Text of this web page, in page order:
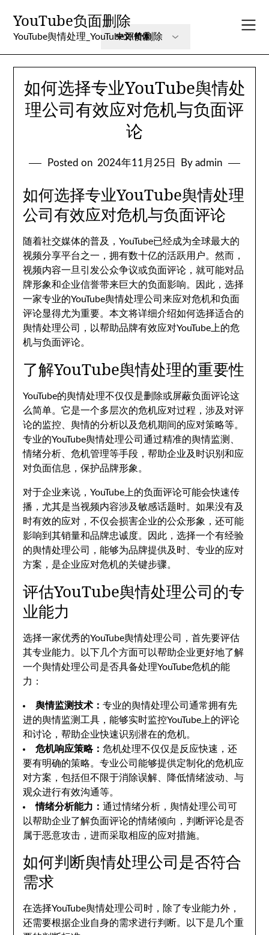
content
YouTube负面删除
YouTube舆情处理_YouTube评价删除
如何选择专业YouTube舆情处
理公司有效应对危机与负面评
论
Posted on 2024年11月25日 By admin
如何选择专业YouTube舆情处理
公司有效应对危机与负面评论
随着社交媒体的普及，YouTube已经成为全球最大的
视频分享平台之一，拥有数十亿的活跃用户。然而，
视频内容一旦引发公众争议或负面评论，就可能对品
牌形象和企业信誉带来巨大的负面影响。因此，选择
一家专业的YouTube舆情处理公司来应对危机和负面
评论显得尤为重要。本文将详细介绍如何选择适合的
舆情处理公司，以帮助品牌有效应对YouTube上的危
机与负面评论。
了解YouTube舆情处理的重要性
YouTube的舆情处理不仅仅是删除或屏蔽负面评论这
么简单。它是一个多层次的危机应对过程，涉及对评
论的监控、舆情的分析以及危机期间的应对策略等。
专业的YouTube舆情处理公司通过精准的舆情监测、
情绪分析、危机管理等手段，帮助企业及时识别和应
对负面信息，保护品牌形象。
对于企业来说，YouTube上的负面评论可能会快速传
播，尤其是当视频内容涉及敏感话题时。如果没有及
时有效的应对，不仅会损害企业的公众形象，还可能
影响到其销量和品牌忠诚度。因此，选择一个有经验
的舆情处理公司，能够为品牌提供及时、专业的应对
方案，是企业应对危机的关键步骤。
评估YouTube舆情处理公司的专
业能力
选择一家优秀的YouTube舆情处理公司，首先要评估
其专业能力。以下几个方面可以帮助企业更好地了解
一个舆情处理公司是否具备处理YouTube危机的能
力：
舆情监测技术：专业的舆情处理公司通常拥有先
进的舆情监测工具，能够实时监控YouTube上的评论
和讨论，帮助企业快速识别潜在的危机。
危机响应策略：危机处理不仅仅是反应快速，还
要有明确的策略。专业公司能够提供定制化的危机应
对方案，包括但不限于消除误解、降低情绪波动、与
观众进行有效沟通等。
情绪分析能力：通过情绪分析，舆情处理公司可
以帮助企业了解负面评论的情绪倾向，判断评论是否
属于恶意攻击，进而采取相应的应对措施。
如何判断舆情处理公司是否符合
需求
在选择YouTube舆情处理公司时，除了专业能力外，
还需要根据企业自身的需求进行判断。以下是几个重